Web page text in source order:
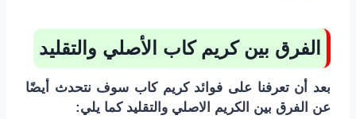
الفرق بين كريم كاب الأصلي والتقليد
بعد أن تعرفنا على فوائد كريم كاب سوف نتحدث أيضًا
عن الفرق بين الكريم الاصلي والتقليد كما يلي: